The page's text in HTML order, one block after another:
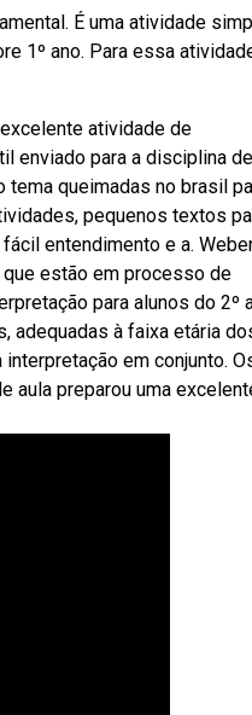
É uma atividade
1º ano. Para essa
atividade de
enviado para a disciplina de
queimadas no brasil
pequenos textos
entendimento e a.
estão em processo de
para alunos do 2º
adequadas à faixa etária
em conjunto.
aula preparou uma